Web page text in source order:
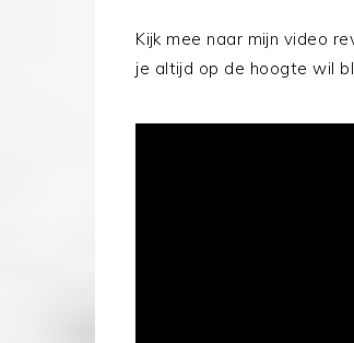
Kijk mee naar mijn video
je altijd op de hoogte wil